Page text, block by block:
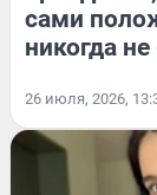
сами
никогда
26 июля, 2026,